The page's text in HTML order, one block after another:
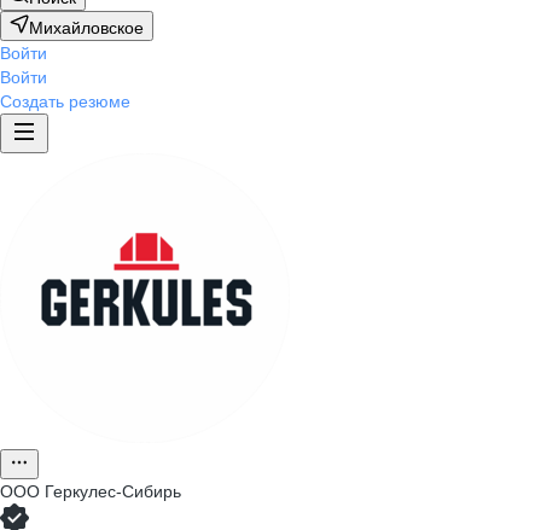
Михайловское
Войти
Войти
Создать резюме
ООО Геркулес-Сибирь